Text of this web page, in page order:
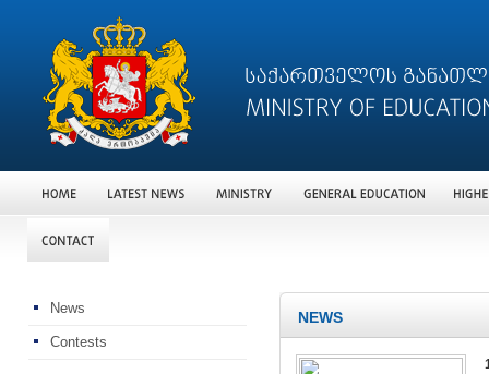
News
Contests
NEWS